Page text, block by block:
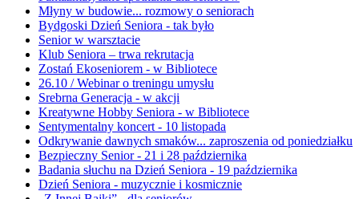
Młyny w budowie... rozmowy o seniorach
Bydgoski Dzień Seniora - tak było
Senior w warsztacie
Klub Seniora – trwa rekrutacja
Zostań Ekoseniorem - w Bibliotece
26.10 / Webinar o treningu umysłu
Srebrna Generacja - w akcji
Kreatywne Hobby Seniora - w Bibliotece
Sentymentalny koncert - 10 listopada
Odkrywanie dawnych smaków... zaproszenia od poniedziałku
Bezpieczny Senior - 21 i 28 października
Badania słuchu na Dzień Seniora - 19 października
Dzień Seniora - muzycznie i kosmicznie